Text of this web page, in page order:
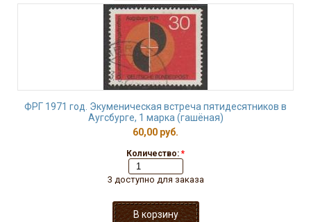
ФРГ 1971 год. Экуменическая встреча пятидесятников в
Аугсбурге, 1 марка (гашёная)
60,00 руб.
Количество: *
3 доступно для заказа